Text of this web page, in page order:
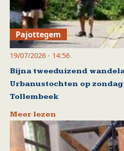
Pajottegem
19/07/2026 - 14:56
Bijna tweeduizend
Urbanustochten op
Tollembeek
Meer lezen